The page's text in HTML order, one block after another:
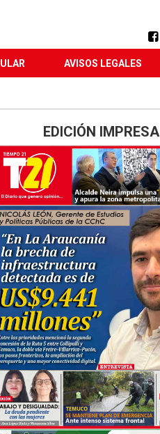
AVISOS LEGALES
EDICIÓN IMPRESA